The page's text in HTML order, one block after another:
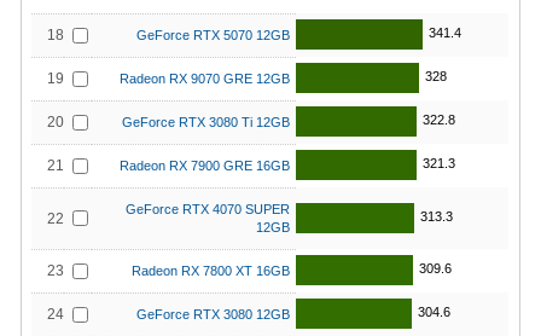
18 GeForce RTX 5070 12GB 341.4
19 Radeon RX 9070 GRE 12GB 328
20 GeForce RTX 3080 Ti 12GB 322.8
21 Radeon RX 7900 GRE 16GB 321.3
22
GeForce RTX 4070 SUPER
12GB
313.3
23 Radeon RX 7800 XT 16GB 309.6
24 GeForce RTX 3080 12GB 304.6